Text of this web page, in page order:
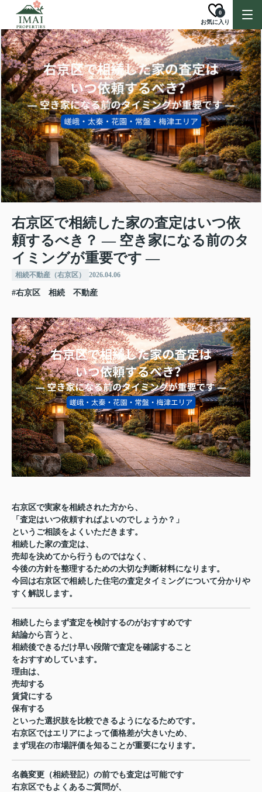
お気に入り
0
右京区で相続した家の査定はいつ依
頼するべき？ ― 空き家になる前のタ
イミングが重要です ―
相続不動産（右京区） 2026.04.06
#右京区 相続 不動産
右京区で実家を相続された方から、
「査定はいつ依頼すればよいのでしょうか？」
というご相談をよくいただきます。
相続した家の査定は、
売却を決めてから行うものではなく、
今後の方針を整理するための大切な判断材料になります。
今回は右京区で相続した住宅の査定タイミングについて分かりや
すく解説します。
相続したらまず査定を検討するのがおすすめです
結論から言うと、
相続後できるだけ早い段階で査定を確認すること
をおすすめしています。
理由は、
売却する
賃貸にする
保有する
といった選択肢を比較できるようになるためです。
右京区ではエリアによって価格差が大きいため、
まず現在の市場評価を知ることが重要になります。
名義変更（相続登記）の前でも査定は可能です
右京区でもよくあるご質問が、